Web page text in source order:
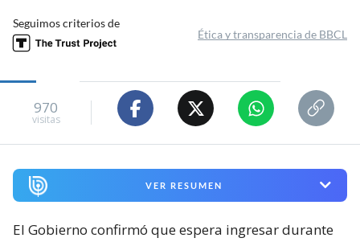
Seguimos criterios de
Ética y transparencia de BBCL
970
visitas
VER RESUMEN
El Gobierno confirmó que espera ingresar durante